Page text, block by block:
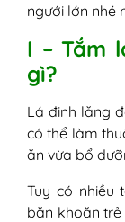
ngưới lớn nhé
I – Tắm
gì?
Lá đinh lăng
có thể làm
ăn vừa bổ
Tuy có nhiều
băn khoăn